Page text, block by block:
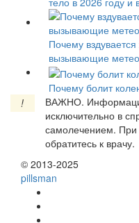
Почему
вызывающие
Почему болит
!
ВАЖНО.
исключительно в
самолечением. При
обратитесь к врачу.
© 2013-2025
pillsman